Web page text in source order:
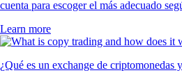
cuenta para escoger el más adecuado
Learn more
¿Qué es un exchange de criptomonedas